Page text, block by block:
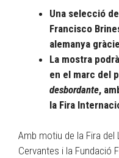
Una selecció
Francisco
alemanya
La mostra
en el marc del
desbordante,
la Fira
Amb motiu de la Fira
Cervantes i la Fundació